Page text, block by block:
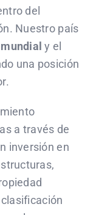
del
Nuestro país
y el
una posición
a través de
inversión en